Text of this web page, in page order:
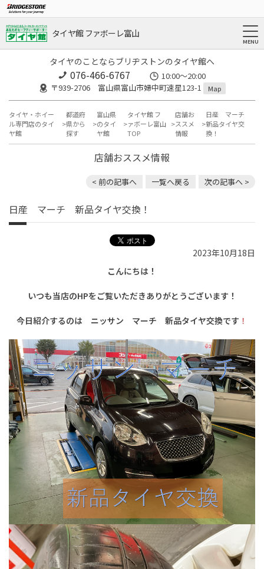
タイヤ館 ファボーレ富山
タイヤのことならブリヂストンのタイヤ館へ
076-466-6767
10:00～20:00
〒939-2706 富山県富山市婦中町速星123-1
Map
タイヤ・ホイー
ル専門店のタイ
ヤ館
都道府
県から
探す
富山県
のタイ
ヤ館
タイヤ館 フ
ァボーレ富山
TOP
店舗お
ススメ
情報
日産 マーチ
新品タイヤ交
換！
店舗おススメ情報
< 前の記事へ 一覧へ戻る 次の記事へ >
日産 マーチ 新品タイヤ交換！
2023年10月18日
こんにちは！
いつも当店のHPをご覧いただきありがとうございます！
今日紹介するのは ニッサン マーチ 新品タイヤ交換です ！